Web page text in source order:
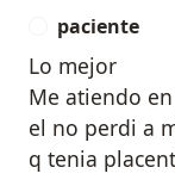
paciente
Lo mejor
Me atiendo
el no perdi a
q tenia